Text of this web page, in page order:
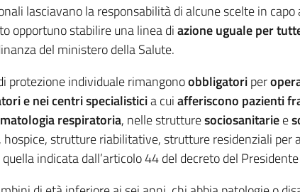
lasciavano la responsabilità di alcune scelte in
opportuno stabilire una linea diazione uguale per
del ministero della Salute.
protezione individuale rimangonoobbligatoriper
e nei centri specialisticia cuiafferiscono pazienti
respiratoria, nelle strutturesociosanitariee
strutture riabilitative, strutture residenziali
indicata dall’articolo 44 del decreto del